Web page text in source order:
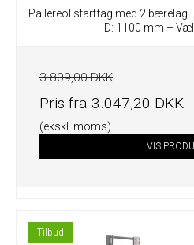
Pallereol startfag med 2 bærelag
D: 1100 mm –
3.809,00 DKK
Pris fra 3.047,20 DKK
(ekskl. moms)
VIS
Tilbud